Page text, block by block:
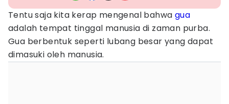
Tentu saja kita kerap mengenal bahwa gua
adalah tempat tinggal manusia di zaman purba.
Gua berbentuk seperti lubang besar yang dapat
dimasuki oleh manusia.